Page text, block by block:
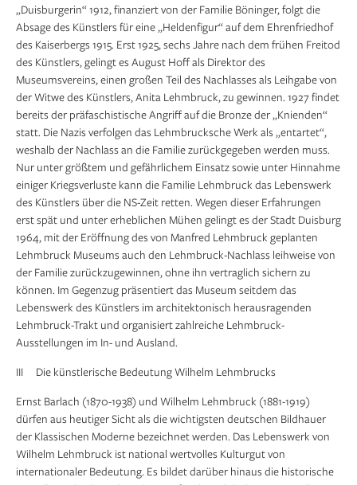
„Duisburgerin“ 1912, finanziert von der Familie Böninger, folgt die
Absage des Künstlers für eine „Heldenfigur“ auf dem Ehrenfriedhof
des Kaiserbergs 1915. Erst 1925, sechs Jahre nach dem frühen Freitod
des Künstlers, gelingt es August Hoff als Direktor des
Museumsvereins, einen großen Teil des Nachlasses als Leihgabe von
der Witwe des Künstlers, Anita Lehmbruck, zu gewinnen. 1927 findet
bereits der präfaschistische Angriff auf die Bronze der „Knienden“
statt. Die Nazis verfolgen das Lehmbrucksche Werk als „entartet“,
weshalb der Nachlass an die Familie zurückgegeben werden muss.
Nur unter größtem und gefährlichem Einsatz sowie unter Hinnahme
einiger Kriegsverluste kann die Familie Lehmbruck das Lebenswerk
des Künstlers über die NS-Zeit retten. Wegen dieser Erfahrungen
erst spät und unter erheblichen Mühen gelingt es der Stadt Duisburg
1964, mit der Eröffnung des von Manfred Lehmbruck geplanten
Lehmbruck Museums auch den Lehmbruck-Nachlass leihweise von
der Familie zurückzugewinnen, ohne ihn vertraglich sichern zu
können. Im Gegenzug präsentiert das Museum seitdem das
Lebenswerk des Künstlers im architektonisch herausragenden
Lehmbruck-Trakt und organisiert zahlreiche Lehmbruck-
Ausstellungen im In- und Ausland.
III Die künstlerische Bedeutung Wilhelm Lehmbrucks
Ernst Barlach (1870-1938) und Wilhelm Lehmbruck (1881-1919)
dürfen aus heutiger Sicht als die wichtigsten deutschen Bildhauer
der Klassischen Moderne bezeichnet werden. Das Lebenswerk von
Wilhelm Lehmbruck ist national wertvolles Kulturgut von
internationaler Bedeutung. Es bildet darüber hinaus die historische